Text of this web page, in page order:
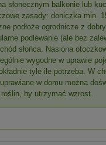
słonecznym balkonie lub
zasady: doniczka min.
podłoże ogrodnicze z
podlewanie (ale bez
słońca. Nasiona
wygodne w uprawie
tyle ile potrzeba. W
w domu można
by utrzymać wzrost.